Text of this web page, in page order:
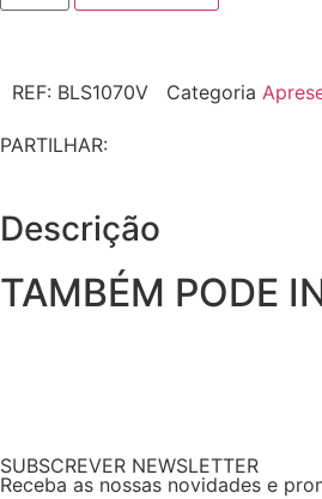
REF: BLS1070V Categoria
PARTILHAR:
Descrição
TAMBÉM PODE
SUBSCREVER NEWSLETTER
Receba as nossas novidades e